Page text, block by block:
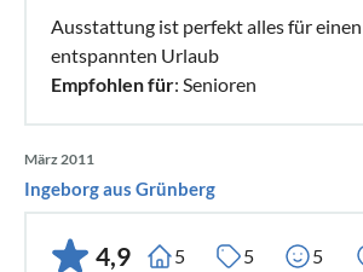
Ausstattung ist perfekt alles für einen
entspannten Urlaub
Empfohlen für: Senioren
März 2011
Ingeborg aus Grünberg
4,9 5 5 5